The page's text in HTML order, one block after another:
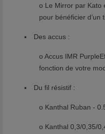
o Le Mirror par Kato
pour bénéficier d’un
Des accus :
o Accus IMR
fonction de votre
Du fil résistif :
o Kanthal Ruban -
o Kanthal 0,3/0,35/